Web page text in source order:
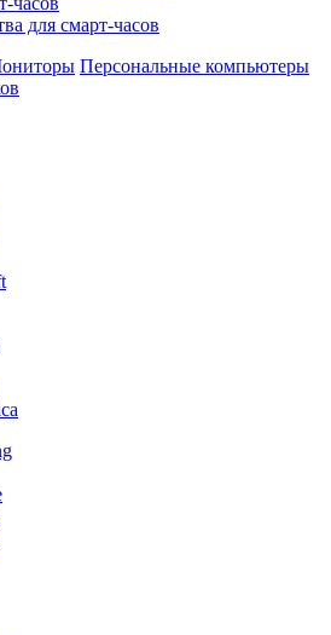
для смарт-часов
Персональные компьютеры